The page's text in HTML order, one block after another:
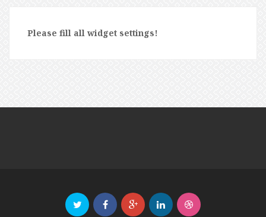
Please fill all widget settings!